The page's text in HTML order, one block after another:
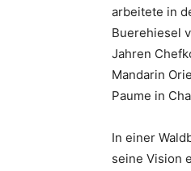
arbeitete in
Buerehiesel
Jahren
Mandarin
Paume in
In einer
seine Vision